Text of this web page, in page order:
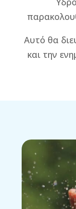
Αυτό θα
και την